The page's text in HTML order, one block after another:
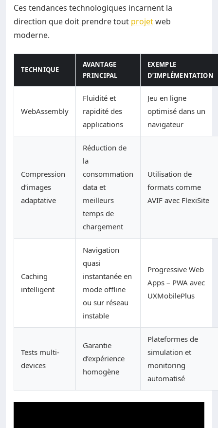
Ces tendances technologiques incarnent la
direction que doit prendre tout projetweb
moderne.
TECHNIQUE
AVANTAGE
PRINCIPAL
EXEMPLE
D’IMPLÉMENTATION
WebAssembly
Fluidité et
rapidité des
applications
Jeu en ligne
optimisé dans un
navigateur
Compression
d’images
adaptative
Réduction de
la
consommation
data et
meilleurs
temps de
chargement
Utilisation de
formats comme
AVIF avec FlexiSite
Caching
intelligent
Navigation
quasi
instantanée en
mode offline
ou sur réseau
instable
Progressive Web
Apps – PWA avec
UXMobilePlus
Tests multi-
devices
Garantie
d’expérience
homogène
Plateformes de
simulation et
monitoring
automatisé